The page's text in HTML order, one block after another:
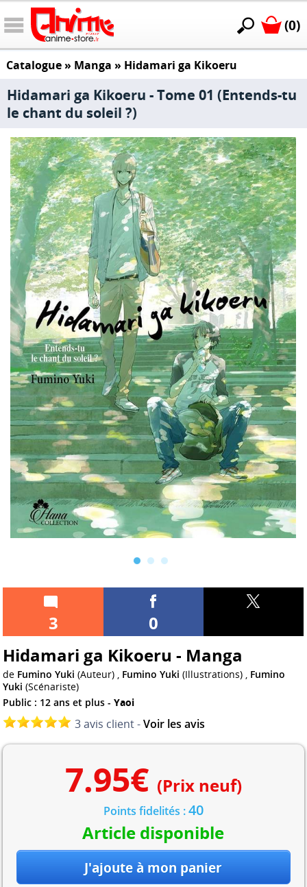
(0)
Catalogue» Manga » Hidamari ga Kikoeru
Hidamari ga Kikoeru - Tome 01 (Entends-tu
le chant du soleil ?)
3
0
Hidamari ga Kikoeru - Manga
de Fumino Yuki (Auteur) , Fumino Yuki (Illustrations) , Fumino
Yuki (Scénariste)
Public : 12 ans et plus -Yaoi
3 avis client -Voir les avis
7.95€ (Prix neuf)
Points fidelités :40
Article disponible